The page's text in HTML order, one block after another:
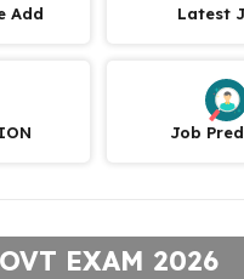
Add Latest
Job
EXAM 2026